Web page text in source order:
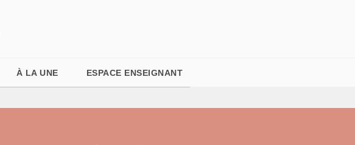
À LA UNE ESPACE ENSEIGNANT